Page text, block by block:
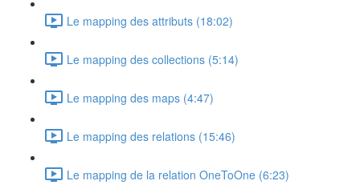
Le mapping des attributs (18:02)
Le mapping des collections (5:14)
Le mapping des maps (4:47)
Le mapping des relations (15:46)
Le mapping de la relation OneToOne (6:23)